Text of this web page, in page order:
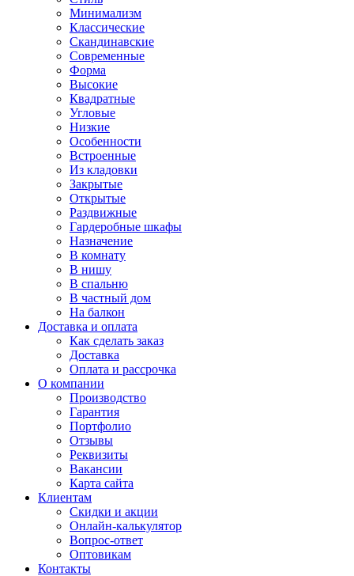
Минимализм
Классические
Скандинавские
Современные
Форма
Высокие
Квадратные
Угловые
Низкие
Особенности
Встроенные
Из кладовки
Закрытые
Открытые
Раздвижные
Гардеробные шкафы
Назначение
В комнату
В нишу
В спальню
В частный дом
На балкон
Доставка и оплата
Как сделать заказ
Доставка
Оплата и рассрочка
О компании
Производство
Гарантия
Портфолио
Отзывы
Реквизиты
Вакансии
Карта сайта
Клиентам
Скидки и акции
Онлайн-калькулятор
Вопрос-ответ
Оптовикам
Контакты